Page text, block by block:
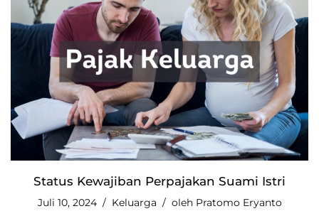
Status Kewajiban Perpajakan Suami Istri
Juli 10, 2024 Keluarga oleh Pratomo Eryanto